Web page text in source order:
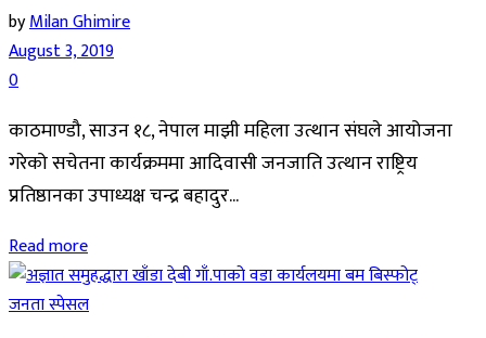
byMilan Ghimire
August 3, 2019
0
काठमाण्डौ, साउन १८, नेपाल माझी महिला उत्थान संघले आयोजना
गरेको सचेतना कार्यक्रममा आदिवासी जनजाति उत्थान राष्ट्रिय
प्रतिष्ठानका उपाध्यक्ष चन्द्र बहादुर...
Read more
जनता स्पेसल